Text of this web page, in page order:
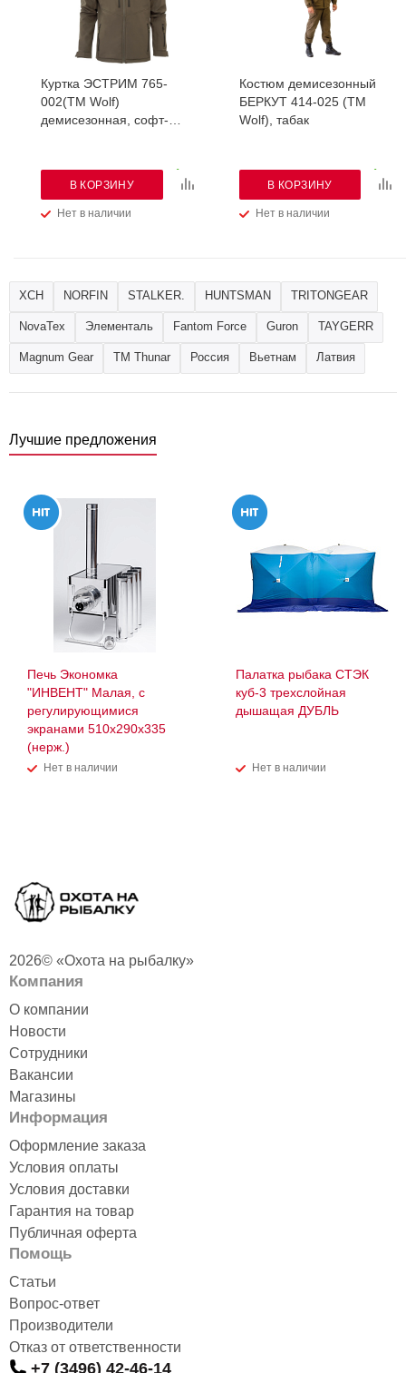
Куртка ЭСТРИМ 765-
002(TM Wolf)
демисезонная, софт-
Нет в наличии
В КОРЗИНУ
Костюм демисезонный
БЕРКУТ 414-025 (TM
Wolf), табак
Нет в наличии
В КОРЗИНУ
ХСН NORFIN STALKER. HUNTSMAN TRITONGEAR
NovaTex Элементаль Fantom Force Guron TAYGERR
Magnum Gear ТМ Thunar Россия Вьетнам Латвия
Лучшие предложения
Печь Экономка
"ИНВЕНТ" Малая, с
регулирующимися
экранами 510х290х335
(нерж.)
Нет в наличии
Палатка рыбака СТЭК
куб-3 трехслойная
дышащая ДУБЛЬ
Нет в наличии
2026© «Охота на рыбалку»
Компания
О компании
Новости
Сотрудники
Вакансии
Магазины
Информация
Оформление заказа
Условия оплаты
Условия доставки
Гарантия на товар
Публичная оферта
Помощь
Статьи
Вопрос-ответ
Производители
Отказ от ответственности
+7 (3496) 42-46-14